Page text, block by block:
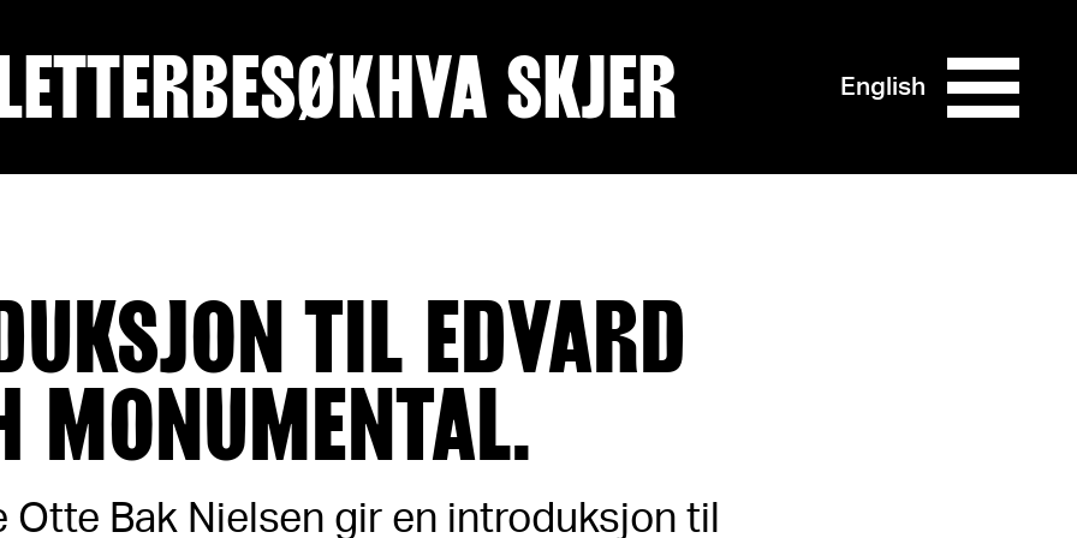
BESØKHVA SKJER English
TIL EDVARD
MONUMENTAL.
Otte Bak Nielsen gir en introduksjon til